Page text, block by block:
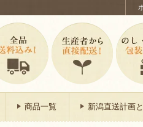
商品一覧 新潟直送計画